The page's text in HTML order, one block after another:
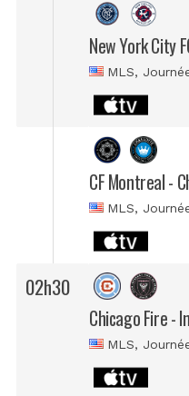
New York City
MLS,
CF Montreal -
MLS,
02h30
Chicago Fire -
MLS,